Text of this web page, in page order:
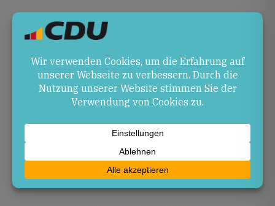
Ausblick
Austausch zu Best Practices im Katastrophenschutz
etabliert werden. Gesetzliche Vorgaben könnten
festlegen, dass Amts- und Mandatsträger in
Krisensituationen jederzeit erreichbar und präsent
Verwaltung und Hilfsorganisationen tragen dazu bei,
Abläufe zu festigen und auf weitere Extremereignisse
Quellen